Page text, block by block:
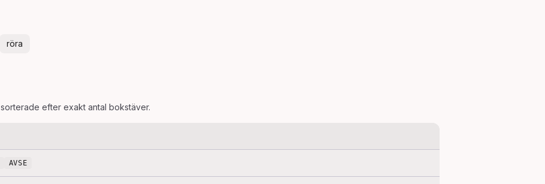
röra
, sorterade efter exakt antal bokstäver.
AVSE